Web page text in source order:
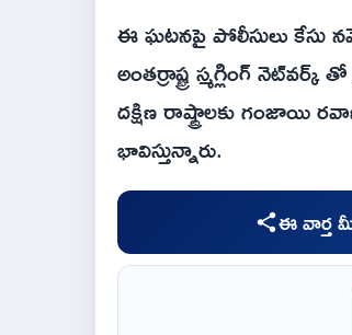
ఈ ఘటనపై పోలీసులు కేసు
అంతర్రాష్ట్ర స్మగ్లింగ్
దక్షిణ రాష్ట్రాలకు గంజాయి
భావిస్తున్నారు.
ఈ వార్త